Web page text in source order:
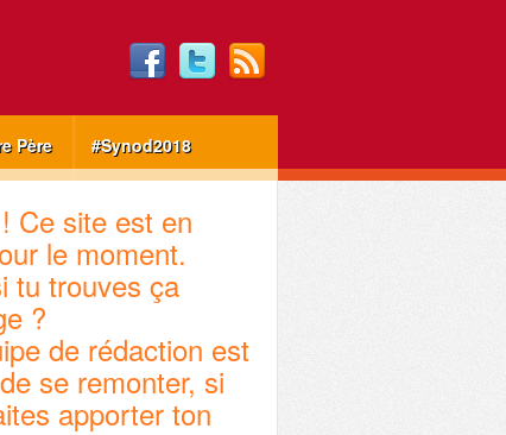
Père #Synod2018
Ce site est en
le moment.
tu trouves ça
?
de rédaction est
se remonter, si
apporter ton